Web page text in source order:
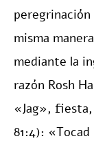
misma
mediante la
razón Rosh
«Jag»,
81:4):